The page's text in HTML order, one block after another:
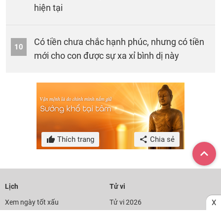
hiện tại
10
Có tiền chưa chắc hạnh phúc, nhưng có tiền
mới cho con được sự xa xỉ bình dị này
Thích trang Chia sẻ
Lịch
Xem ngày tốt xấu
Tử vi
Tử vi 2026
X